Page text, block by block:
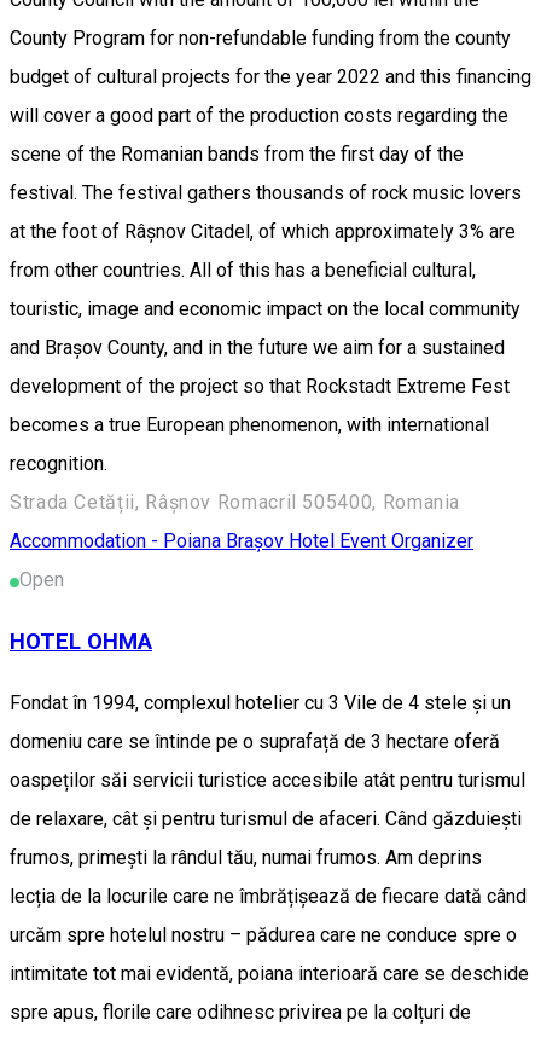
County Program for non-refundable funding from the county
budget of cultural projects for the year 2022 and this financing
will cover a good part of the production costs regarding the
scene of the Romanian bands from the first day of the
festival. The festival gathers thousands of rock music lovers
at the foot of Râșnov Citadel, of which approximately 3% are
from other countries. All of this has a beneficial cultural,
touristic, image and economic impact on the local community
and Brașov County, and in the future we aim for a sustained
development of the project so that Rockstadt Extreme Fest
becomes a true European phenomenon, with international
recognition.
Strada Cetății, Râșnov Romacril 505400, Romania
Accommodation - Poiana Brașov Hotel Event Organizer
Open
HOTEL OHMA
Fondat în 1994, complexul hotelier cu 3 Vile de 4 stele și un
domeniu care se întinde pe o suprafață de 3 hectare oferă
oaspeților săi servicii turistice accesibile atât pentru turismul
de relaxare, cât și pentru turismul de afaceri. Când găzduiești
frumos, primești la rândul tău, numai frumos. Am deprins
lecția de la locurile care ne îmbrățișează de fiecare dată când
urcăm spre hotelul nostru – pădurea care ne conduce spre o
intimitate tot mai evidentă, poiana interioară care se deschide
spre apus, florile care odihnesc privirea pe la colțuri de